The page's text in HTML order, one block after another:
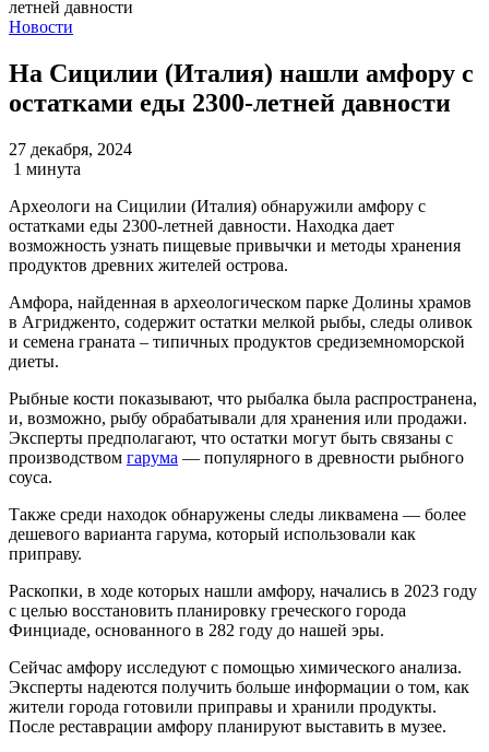
Новости
На Сицилии (Италия) нашли амфору с
остатками еды 2300-летней давности
27 декабря, 2024
1 минута
Археологи на Сицилии (Италия) обнаружили амфору с
остатками еды 2300-летней давности. Находка дает
возможность узнать пищевые привычки и методы хранения
продуктов древних жителей острова.
Амфора, найденная в археологическом парке Долины храмов
в Агридженто, содержит остатки мелкой рыбы, следы оливок
и семена граната – типичных продуктов средиземноморской
диеты.
Рыбные кости показывают, что рыбалка была распространена,
и, возможно, рыбу обрабатывали для хранения или продажи.
Эксперты предполагают, что остатки могут быть связаны с
производством гарума — популярного в древности рыбного
соуса.
Также среди находок обнаружены следы ликвамена — более
дешевого варианта гарума, который использовали как
приправу.
Раскопки, в ходе которых нашли амфору, начались в 2023 году
с целью восстановить планировку греческого города
Финциаде, основанного в 282 году до нашей эры.
Сейчас амфору исследуют с помощью химического анализа.
Эксперты надеются получить больше информации о том, как
жители города готовили приправы и хранили продукты.
После реставрации амфору планируют выставить в музее.